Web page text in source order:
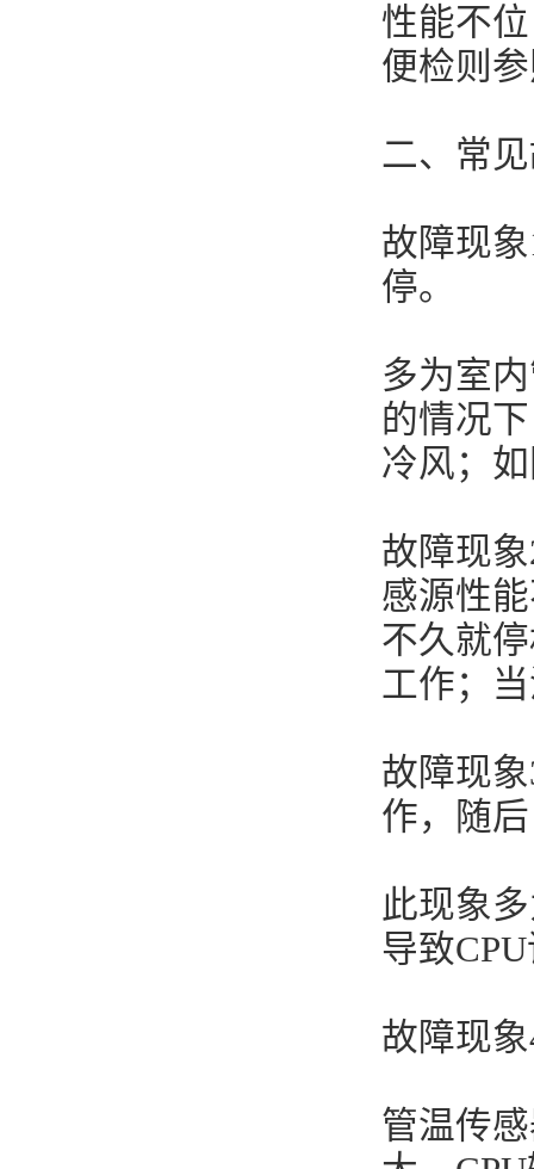
性能不
便检则
二、常
故障现
停。
多为室
的情况
冷风；
故障现
感源性
不久就
工作；
故障现
作，随
此现象
导致
故障现
管温传